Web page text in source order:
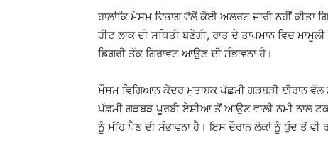
ਹਾਲਾਂਕਿ ਮੌਸਮ ਵਿਭਾਗ ਵੱਲੋਂ ਕੋਈ ਅਲਰਟ ਜਾਰੀ ਨਹੀਂ ਕੀਤਾ
ਹੀਟ ਲਾਕ ਦੀ ਸਥਿਤੀ ਬਣੇਗੀ, ਰਾਤ ​​ਦੇ ਤਾਪਮਾਨ ਵਿਚ
ਡਿਗਰੀ ਤੱਕ ਗਿਰਾਵਟ ਆਉਣ ਦੀ ਸੰਭਾਵਨਾ ਹੈ।
ਮੌਸਮ ਵਿਗਿਆਨ ਕੇਂਦਰ ਮੁਤਾਬਕ ਪੱਛਮੀ ਗੜਬੜੀ ਈਰਾਨ
ਪੱਛਮੀ ਗੜਬੜ ਪੂਰਬੀ ਏਸ਼ੀਆ ਤੋਂ ਆਉਣ ਵਾਲੀ ਨਮੀ ਨਾਲ
ਨੂੰ ਮੀਂਹ ਪੈਣ ਦੀ ਸੰਭਾਵਨਾ ਹੈ। ਇਸ ਦੌਰਾਨ ਲੋਕਾਂ ਨੂੰ ਧੁੰਦ ਤੋਂ ਵੀ